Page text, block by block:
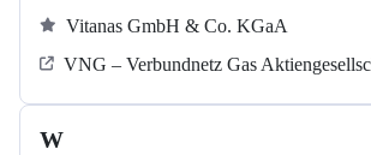
Vitanas GmbH & Co. KGaA
VNG – Verbundnetz Gas
W